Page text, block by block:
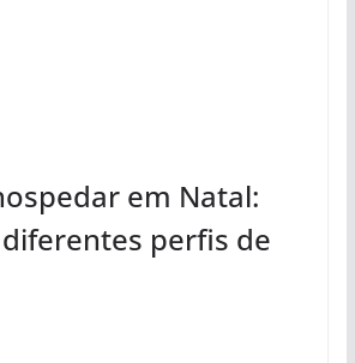
em Natal:
perfis de